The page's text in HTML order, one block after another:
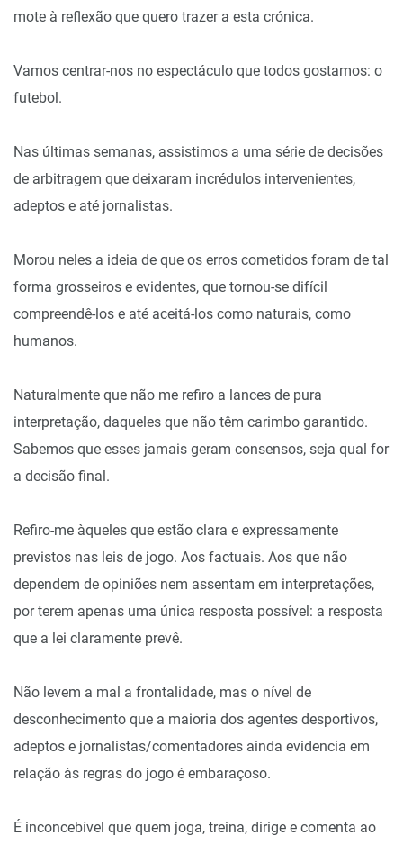
mote à reflexão que quero trazer a esta crónica.
Vamos centrar-nos no espectáculo que todos gostamos: o
futebol.
Nas últimas semanas, assistimos a uma série de decisões
de arbitragem que deixaram incrédulos intervenientes,
adeptos e até jornalistas.
Morou neles a ideia de que os erros cometidos foram de tal
forma grosseiros e evidentes, que tornou-se difícil
compreendê-los e até aceitá-los como naturais, como
humanos.
Naturalmente que não me refiro a lances de pura
interpretação, daqueles que não têm carimbo garantido.
Sabemos que esses jamais geram consensos, seja qual for
a decisão final.
Refiro-me àqueles que estão clara e expressamente
previstos nas leis de jogo. Aos factuais. Aos que não
dependem de opiniões nem assentam em interpretações,
por terem apenas uma única resposta possível: a resposta
que a lei claramente prevê.
Não levem a mal a frontalidade, mas o nível de
desconhecimento que a maioria dos agentes desportivos,
adeptos e jornalistas/comentadores ainda evidencia em
relação às regras do jogo é embaraçoso.
É inconcebível que quem joga, treina, dirige e comenta ao